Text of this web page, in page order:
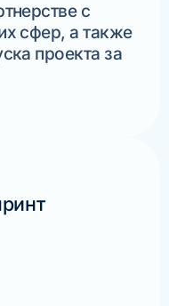
с
сфер, а также
проекта за